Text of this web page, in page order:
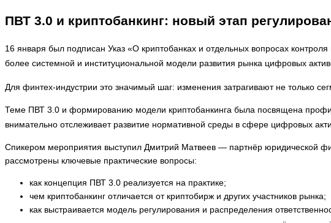
ПВТ 3.0 и криптобанкинг: новый этап
16 января был подписан Указ «О криптобанках и отдельных вопросах
более системной и институциональной модели развития рынка цифровых
Для финтех-индустрии это значимый шаг: изменения затрагивают не только
Теме ПВТ 3.0 и формированию модели криптобанкинга была посвящена
внимательно отслеживает развитие нормативной среды в сфере цифровых
Спикером мероприятия выступил Дмитрий Матвеев — партнёр юридической
рассмотрены ключевые практические вопросы:
как концепция ПВТ 3.0 реализуется на практике;
чем криптобанкинг отличается от криптобирж и других участников рынка;
как выстраивается модель регулирования и распределения